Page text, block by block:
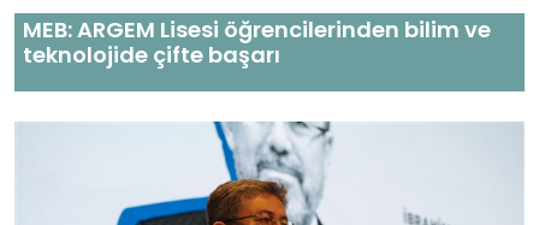
MEB: ARGEM Lisesi öğrencilerinden bilim ve
teknolojide çifte başarı